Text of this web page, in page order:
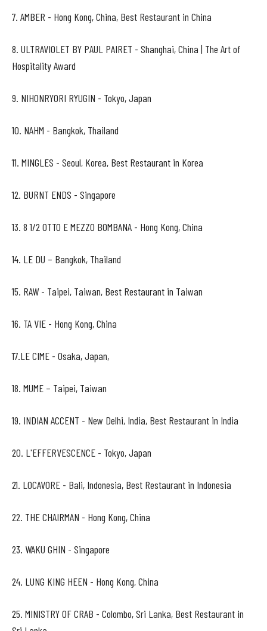
7. AMBER - Hong Kong, China, Best Restaurant in China
8. ULTRAVIOLET BY PAUL PAIRET - Shanghai, China | The Art of
Hospitality Award
9. NIHONRYORI RYUGIN - Tokyo, Japan
10. NAHM - Bangkok, Thailand
11. MINGLES - Seoul, Korea, Best Restaurant in Korea
12. BURNT ENDS - Singapore
13. 8 1/2 OTTO E MEZZO BOMBANA - Hong Kong, China
14. LE DU – Bangkok, Thailand
15. RAW - Taipei, Taiwan, Best Restaurant in Taiwan
16. TA VIE - Hong Kong, China
17.LE CIME - Osaka, Japan,
18. MUME – Taipei, Taiwan
19. INDIAN ACCENT - New Delhi, India, Best Restaurant in India
20. L'EFFERVESCENCE - Tokyo, Japan
21. LOCAVORE - Bali, Indonesia, Best Restaurant in Indonesia
22. THE CHAIRMAN - Hong Kong, China
23. WAKU GHIN - Singapore
24. LUNG KING HEEN - Hong Kong, China
25. MINISTRY OF CRAB - Colombo, Sri Lanka, Best Restaurant in